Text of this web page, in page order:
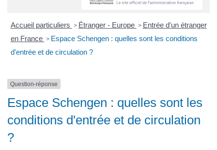
Accueil particuliers > Étranger - Europe > Entrée d'un étranger
en France > Espace Schengen : quelles sont les conditions
d'entrée et de circulation ?
Question-réponse
Espace Schengen : quelles sont les
conditions d'entrée et de circulation
?